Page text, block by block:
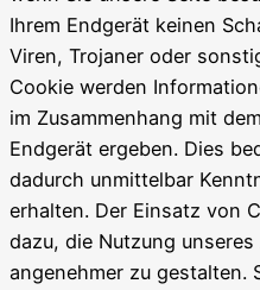
Ihrem Endgerät keinen
Viren, Trojaner oder
Cookie werden
im Zusammenhang mit
Endgerät ergeben. Dies
dadurch unmittelbar
erhalten. Der Einsatz von
dazu, die Nutzung
angenehmer zu gestalten.